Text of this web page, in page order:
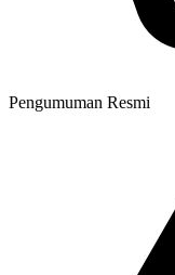
Pengumuman Resmi